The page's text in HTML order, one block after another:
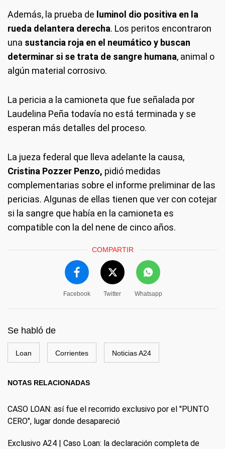
Además, la prueba de luminol dio positiva en la
rueda delantera derecha. Los peritos encontraron
una sustancia roja en el neumático y buscan
determinar si se trata de sangre humana, animal o
algún material corrosivo.
La pericia a la camioneta que fue señalada por
Laudelina Peña todavía no está terminada y se
esperan más detalles del proceso.
La jueza federal que lleva adelante la causa,
Cristina Pozzer Penzo, pidió medidas
complementarias sobre el informe preliminar de las
pericias. Algunas de ellas tienen que ver con cotejar
si la sangre que había en la camioneta es
compatible con la del nene de cinco años.
COMPARTIR
Facebook Twitter Whatsapp
Se habló de
Loan Corrientes Noticias A24
NOTAS RELACIONADAS
CASO LOAN: así fue el recorrido exclusivo por el "PUNTO
CERO", lugar donde desapareció
Exclusivo A24 | Caso Loan: la declaración completa de